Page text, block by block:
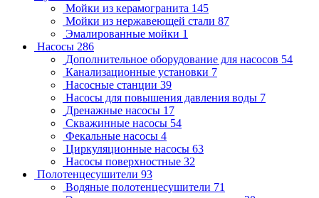
Мойки из керамогранита 145
Мойки из нержавеющей стали 87
Эмалированные мойки 1
Насосы 286
Дополнительное оборудование для насосов 54
Канализационные установки 7
Насосные станции 39
Насосы для повышения давления воды 7
Дренажные насосы 17
Скважинные насосы 54
Фекальные насосы 4
Циркуляционные насосы 63
Насосы поверхностные 32
Полотенцесушители 93
Водяные полотенцесушители 71